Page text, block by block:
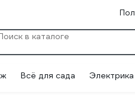
Всё для сада Электрика